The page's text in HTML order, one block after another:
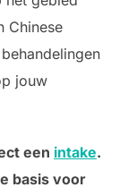
Chinese
jouw
een intake.
basis voor